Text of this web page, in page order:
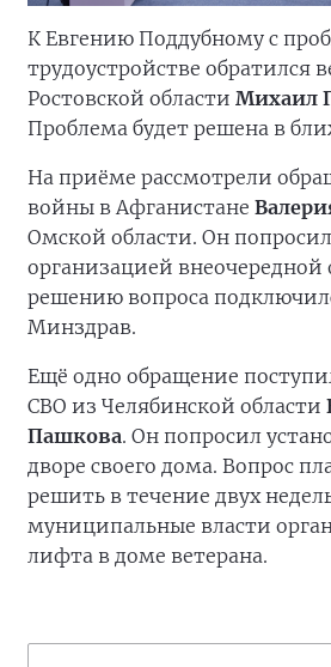
К Евгению Поддубному с
трудоустройстве обратился
Ростовской области Михаил
Проблема будет решена в
На приёме рассмотрели
войны в Афганистане
Омской области. Он
организацией внеочередной
решению вопроса
Минздрав.
Ещё одно обращение
СВО из Челябинской области
Пашкова. Он попросил
дворе своего дома. Вопрос
решить в течение двух
муниципальные власти
лифта в доме ветерана.